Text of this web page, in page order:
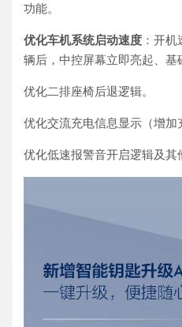
功能。
优化车机系统启动速度 ：开
辆后，中控屏幕立即亮起、基
优化二排座椅后退逻辑。
优化交流充电信息显示（增加
优化低速报警音开启逻辑及其